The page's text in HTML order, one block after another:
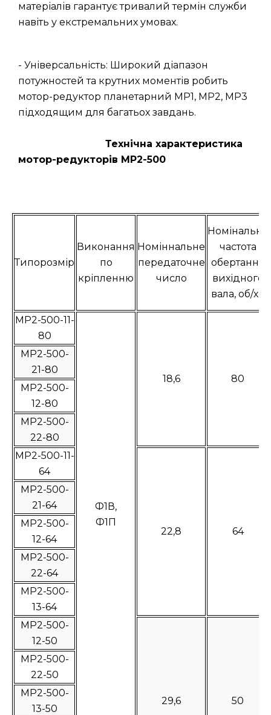
матеріалів гарантує тривалий термін служби
навіть у екстремальних умовах.
- Універсальність: Широкий діапазон
потужностей та крутних моментів робить
мотор-редуктор планетарний МР1, МР2, МР3
підходящим для багатьох завдань.
Технічна характеристика
мотор-редукторів МР2-500
Типорозмір
Виконання
по
кріпленню
Номіннальне
передаточне
число
Номінальна
частота
обертання
вихідного
вала, об/хв
МР2-500-11-
80
Ф1В,
Ф1П
18,6 80
МР2-500-
21-80
МР2-500-
12-80
МР2-500-
22-80
МР2-500-11-
64
22,8 64
МР2-500-
21-64
МР2-500-
12-64
МР2-500-
22-64
МР2-500-
13-64
МР2-500-
12-50
29,6 50
МР2-500-
22-50
МР2-500-
13-50